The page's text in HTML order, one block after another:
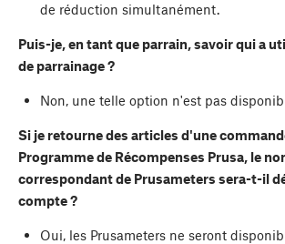
de réduction simultanément.
Puis-je, en tant que parrain, savoir qui a
de parrainage ?
Non, une telle option n'est pas
Si je retourne des articles d'une
Programme de Récompenses Prusa, le
correspondant de Prusameters sera-t-il
compte ?
Oui, les Prusameters ne seront